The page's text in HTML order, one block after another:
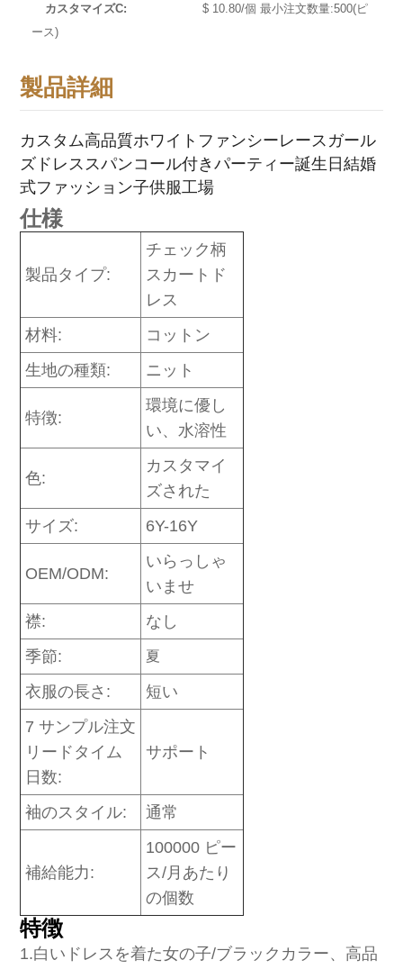
カスタマイズC:
$ 10.80/個 最小注文数量:500(ピ
ース)
製品詳細
カスタム高品質ホワイトファンシーレースガール
ズドレススパンコール付きパーティー誕生日結婚
式ファッション子供服工場
仕様
製品タイプ:
チェック柄
スカートド
レス
材料:
コットン
生地の種類:
ニット
特徴:
環境に優し
い、水溶性
色:
カスタマイ
ズされた
サイズ:
6Y-16Y
OEM/ODM:
いらっしゃ
いませ
襟:
なし
季節:
夏
衣服の長さ:
短い
7 サンプル注文
リードタイム
日数:
サポート
袖のスタイル: 通常
補給能力:
100000 ピー
ス/月あたり
の個数
特徴
1.白いドレスを着た女の子/ブラックカラー、高品